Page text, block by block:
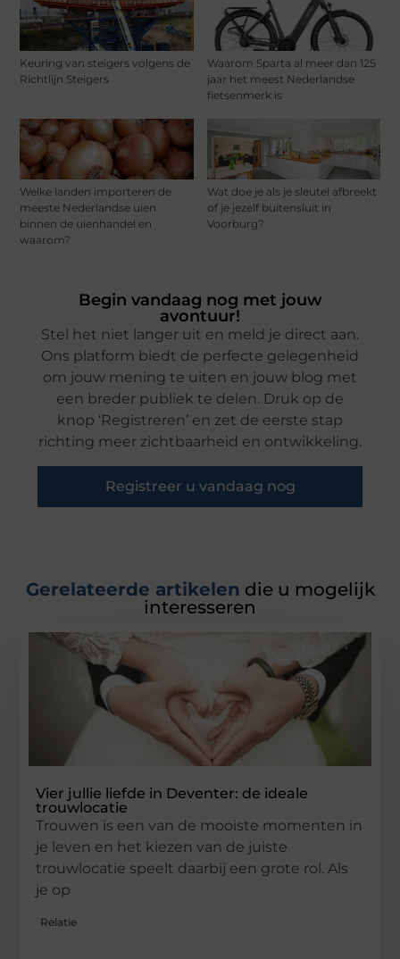
Keuring van steigers volgens de
Richtlijn Steigers
Waarom Sparta al meer dan 125
jaar het meest Nederlandse
fietsenmerk is
Welke landen importeren de
meeste Nederlandse uien
binnen de uienhandel en
waarom?
Wat doe je als je sleutel afbreekt
of je jezelf buitensluit in
Voorburg?
Begin vandaag nog met jouw
avontuur!
Stel het niet langer uit en meld je direct aan.
Ons platform biedt de perfecte gelegenheid
om jouw mening te uiten en jouw blog met
een breder publiek te delen. Druk op de
knop ‘Registreren’ en zet de eerste stap
richting meer zichtbaarheid en ontwikkeling.
Registreer u vandaag nog
Gerelateerde artikelen die u mogelijk
interesseren
Vier jullie liefde in Deventer: de ideale
trouwlocatie
Trouwen is een van de mooiste momenten in
je leven en het kiezen van de juiste
trouwlocatie speelt daarbij een grote rol. Als
je op
Relatie